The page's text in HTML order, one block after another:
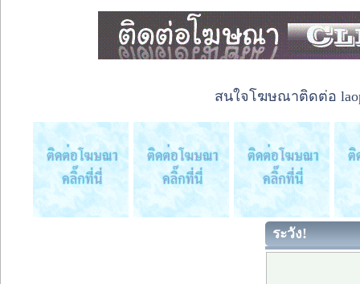
สนใจโฆษณาติดต่อ
ระวัง!